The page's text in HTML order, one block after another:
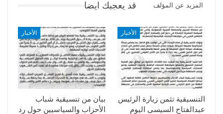
قد يعجبك ايضا المزيد عن المؤلف
الأخبار
بيان من تنسيقية شباب
الأحزاب والسياسيين حول رد
الأخبار
التنسيقية تثمن زيارة الرئيس
عبدالفتاح السيسى اليوم